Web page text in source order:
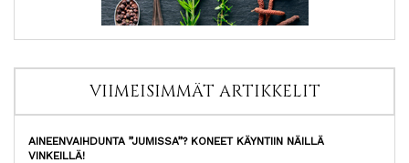
VIIMEISIMMÄT ARTIKKELIT
AINEENVAIHDUNTA ”JUMISSA”? KONEET KÄYNTIIN NÄILLÄ
VINKEILLÄ!